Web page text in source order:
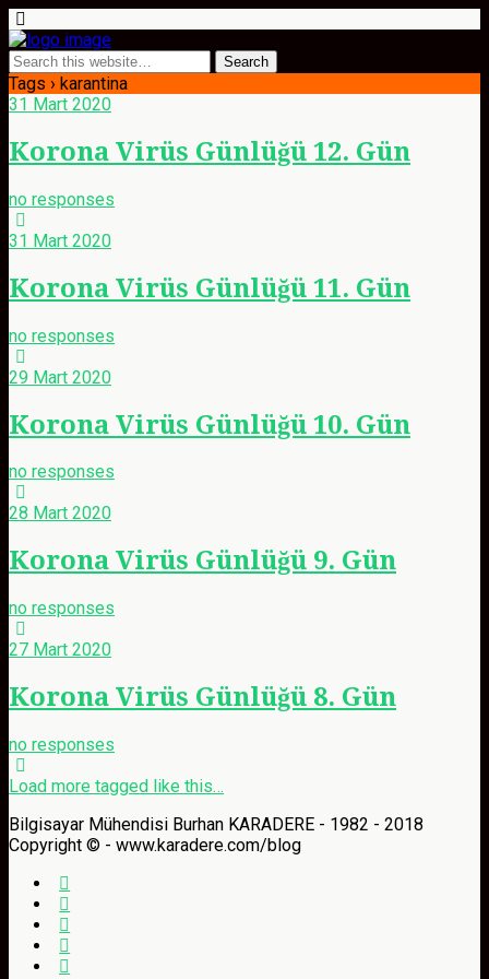
Tags › karantina
31 Mart 2020
Korona Virüs Günlüğü 12. Gün
no responses
31 Mart 2020
Korona Virüs Günlüğü 11. Gün
no responses
29 Mart 2020
Korona Virüs Günlüğü 10. Gün
no responses
28 Mart 2020
Korona Virüs Günlüğü 9. Gün
no responses
27 Mart 2020
Korona Virüs Günlüğü 8. Gün
no responses
Load more tagged like this…
Bilgisayar Mühendisi Burhan KARADERE - 1982 - 2018
Copyright © - www.karadere.com/blog